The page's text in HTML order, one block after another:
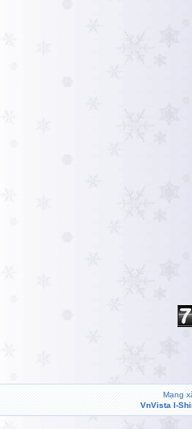
Mạng
VnVista I-